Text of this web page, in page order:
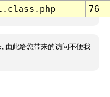
76
由此给您带来的访问不便我